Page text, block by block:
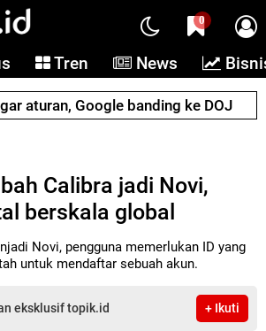
0
Tren News
aturan, Google banding ke DOJ
Calibra jadi Novi,
berskala global
Novi, pengguna memerlukan ID yang
untuk mendaftar sebuah akun.
eksklusif topik.id + Ikuti